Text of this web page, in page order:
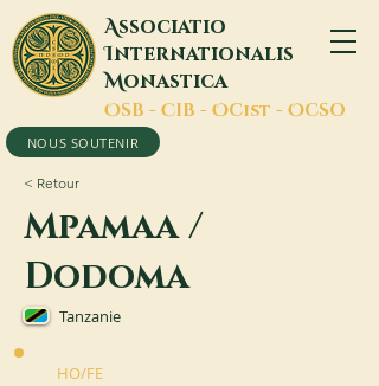
Associatio
Internationalis
Monastica
OSB - CIB - OCist - OCSO
NOUS SOUTENIR
< Retour
Mpamaa /
Dodoma
Tanzanie
HO/FE